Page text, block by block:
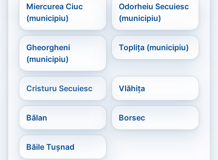
Miercurea Ciuc
(municipiu)
Odorheiu Secuiesc
(municipiu)
Gheorgheni
(municipiu)
Toplița (municipiu)
Cristuru Secuiesc Vlăhița
Bălan Borsec
Băile Tușnad